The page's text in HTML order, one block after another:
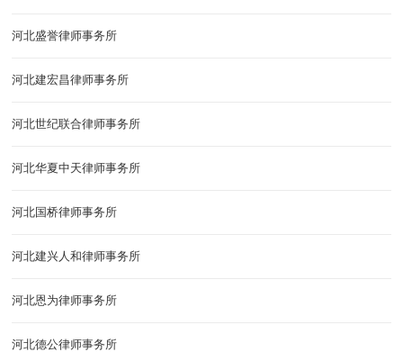
河北盛誉律师事务所
河北建宏昌律师事务所
河北世纪联合律师事务所
河北华夏中天律师事务所
河北国桥律师事务所
河北建兴人和律师事务所
河北恩为律师事务所
河北德公律师事务所